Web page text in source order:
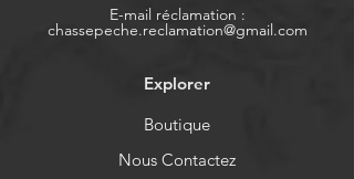
E-mail réclamation :
chassepeche.reclamation@gmail.com
Explorer
Boutique
Nous Contactez